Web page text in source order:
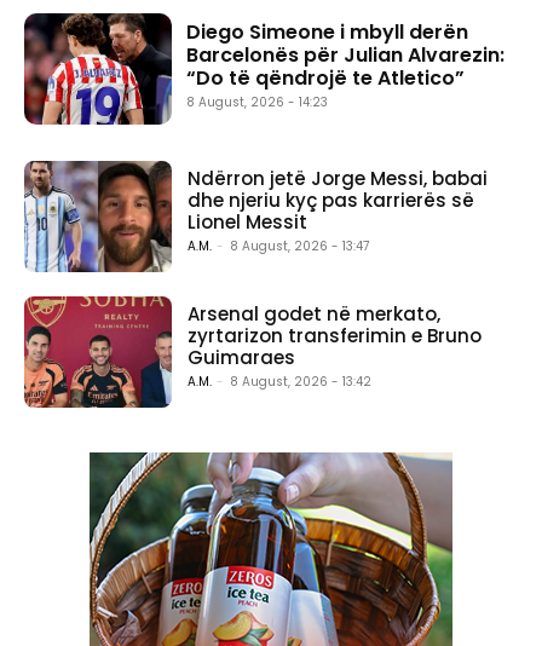
Diego Simeone i mbyll derën
Barcelonës për Julian Alvarezin:
“Do të qëndrojë te Atletico”
8 August, 2026 - 14:23
Ndërron jetë Jorge Messi, babai
dhe njeriu kyç pas karrierës së
Lionel Messit
A.M. - 8 August, 2026 - 13:47
Arsenal godet në merkato,
zyrtarizon transferimin e Bruno
Guimaraes
A.M. - 8 August, 2026 - 13:42